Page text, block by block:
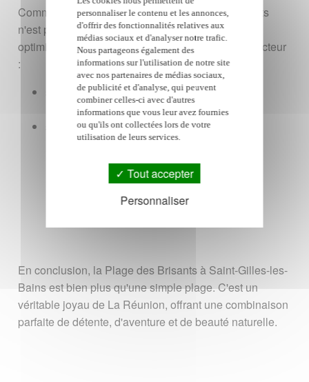
Comme mentionné ci-dessus, la plage des Brisants
n'est pas compatible avec la baignade. Soyez
optimistes ;) Vous pouvez vous baigner dans le secteur
:
soit au sud grâce au magnifiquelagon de
l'ermitage
soit au nord sur laplage des roches noires
Découvrir plus de plages
En conclusion, la Plage des Brisants à Saint-Gilles-les-
Bains est bien plus qu'une simple plage. C'est un
véritable joyau de La Réunion, offrant une combinaison
parfaite de détente, d'aventure et de beauté naturelle.
personnaliser le contenu et les annonces,
d'offrir des fonctionnalités relatives aux
médias sociaux et d'analyser notre trafic.
Nous partageons également des
informations sur l'utilisation de notre site
avec nos partenaires de médias sociaux,
de publicité et d'analyse, qui peuvent
combiner celles-ci avec d'autres
informations que vous leur avez fournies
ou qu'ils ont collectées lors de votre
utilisation de leurs services.
Tout accepter
Personnaliser